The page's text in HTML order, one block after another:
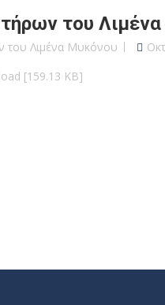
του
του Λιμένα Μυκόνου
[159.13 KB]